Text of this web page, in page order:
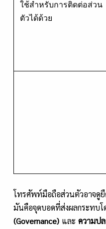
ใช้สำหรับการติดต่อส่วน
ตัวได้ด้วย
โทรศัพท์มือถือส่วนตัวอาจดู
มันคือจุดบอดที่ส่งผลกระทบโ
(Governance) และ ความป